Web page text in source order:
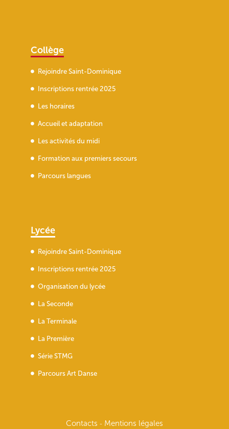
Collège
Rejoindre Saint-Dominique
Inscriptions rentrée 2025
Les horaires
Accueil et adaptation
Les activités du midi
Formation aux premiers secours
Parcours langues
Lycée
Rejoindre Saint-Dominique
Inscriptions rentrée 2025
Organisation du lycée
La Seconde
La Terminale
La Première
Série STMG
Parcours Art Danse
Contacts - Mentions légales